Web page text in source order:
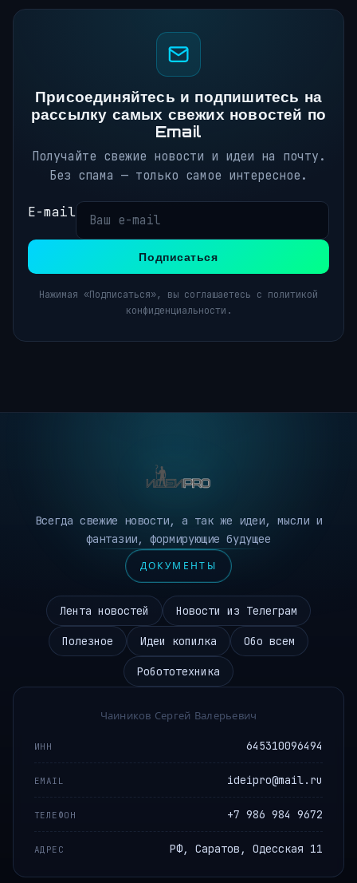
Присоединяйтесь и подпишитесь на
рассылку самых свежих новостей по
Email
Получайте свежие новости и идеи на почту.
Без спама — только самое интересное.
E-mail
Подписаться
Нажимая «Подписаться», вы соглашаетесь с политикой
конфиденциальности.
Всегда свежие новости, а так же идеи, мысли и
фантазии, формирующие будущее
ДОКУМЕНТЫ
Лента новостей Новости из Телеграм
Полезное Идеи копилка Обо всем
Робототехника
Чаиников Сергей Валерьевич
ИНН 645310096494
EMAIL ideipro@mail.ru
ТЕЛЕФОН +7 986 984 9672
АДРЕС РФ, Саратов, Одесская 11